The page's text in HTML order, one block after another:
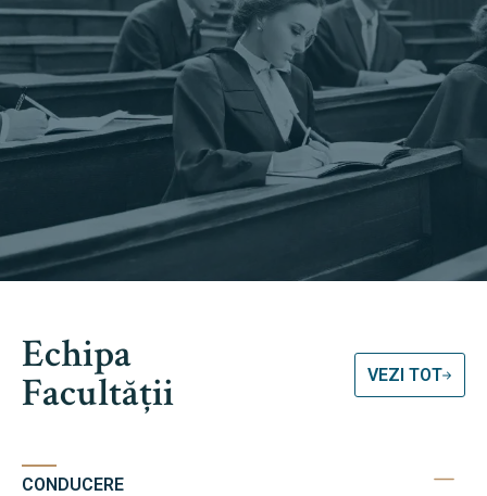
Echipa
Facultății VEZI TOT
CONDUCERE